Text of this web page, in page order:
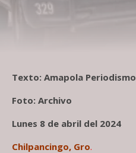
Texto: Amapola Periodismo
Foto: Archivo
Lunes 8 de abril del 2024
Chilpancingo, Gro.